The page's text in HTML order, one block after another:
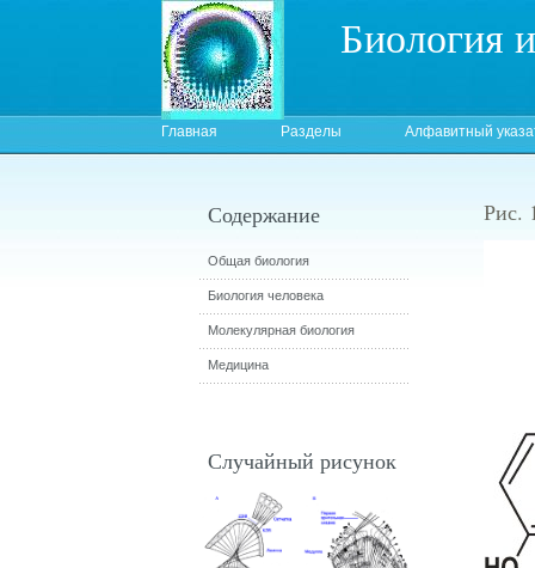
Биология
Главная Разделы Алфавитный
Рис.
Содержание
Общая биология
Биология человека
Молекулярная биология
Медицина
Случайный рисунок